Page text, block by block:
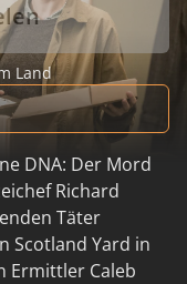
Land
DNA: Der Mord
Richard
Täter
Scotland Yard in
Ermittler Caleb